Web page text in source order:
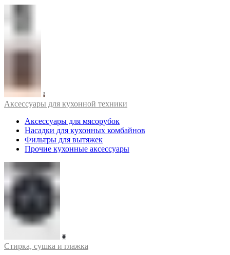
Аксессуары для кухонной техники
Аксессуары для мясорубок
Насадки для кухонных комбайнов
Фильтры для вытяжек
Прочие кухонные аксессуары
Стирка, сушка и глажка